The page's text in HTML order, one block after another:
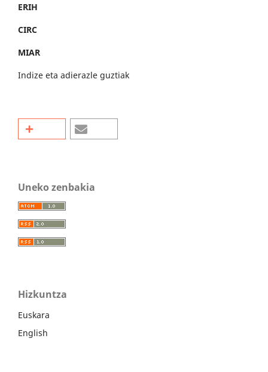
ERIH
CIRC
MIAR
Indize eta adierazle guztiak
Uneko zenbakia
Hizkuntza
Euskara
English